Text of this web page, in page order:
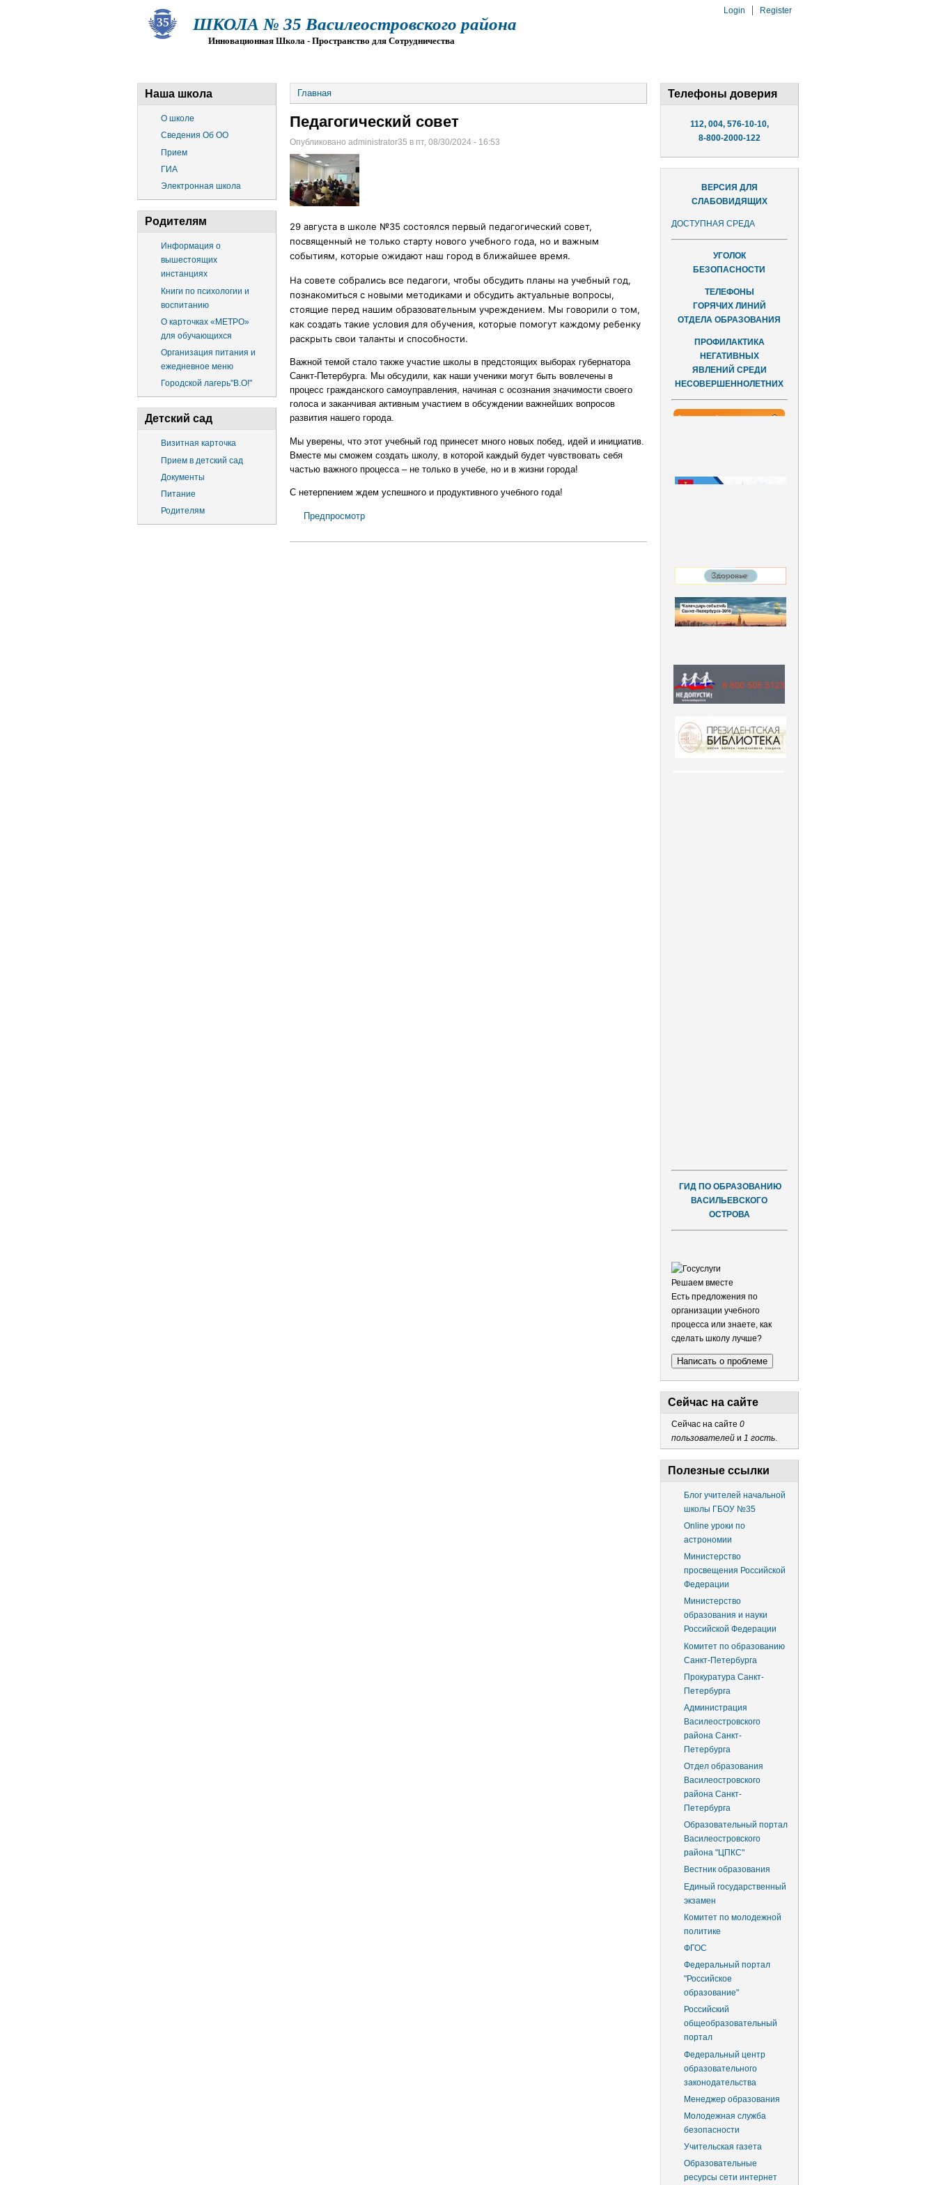
ШКОЛА № 35 Василеостровского района
Инновационная Школа - Пространство для Сотрудничества
Login Register
Наша школа
О школе
Сведения Об ОО
Прием
ГИА
Электронная школа
Родителям
Информация о
вышестоящих
инстанциях
Книги по психологии и
воспитанию
О карточках «МЕТРО»
для обучающихся
Организация питания и
ежедневное меню
Городской лагерь"В.О!"
Детский сад
Визитная карточка
Прием в детский сад
Документы
Питание
Родителям
Главная
Педагогический совет
Опубликовано administrator35 в пт, 08/30/2024 - 16:53
29 августа в школе №35 состоялся первый педагогический совет,
посвященный не только старту нового учебного года, но и важным
событиям, которые ожидают наш город в ближайшее время.
На совете собрались все педагоги, чтобы обсудить планы на учебный год,
познакомиться с новыми методиками и обсудить актуальные вопросы,
стоящие перед нашим образовательным учреждением. Мы говорили о том,
как создать такие условия для обучения, которые помогут каждому ребенку
раскрыть свои таланты и способности.
Важной темой стало также участие школы в предстоящих выборах губернатора
Санкт-Петербурга. Мы обсудили, как наши ученики могут быть вовлечены в
процесс гражданского самоуправления, начиная с осознания значимости своего
голоса и заканчивая активным участием в обсуждении важнейших вопросов
развития нашего города.
Мы уверены, что этот учебный год принесет много новых побед, идей и инициатив.
Вместе мы сможем создать школу, в которой каждый будет чувствовать себя
частью важного процесса – не только в учебе, но и в жизни города!
С нетерпением ждем успешного и продуктивного учебного года!
Предпросмотр
Телефоны доверия
112, 004, 576-10-10,
8-800-2000-122
ВЕРСИЯ ДЛЯ
СЛАБОВИДЯЩИХ
ДОСТУПНАЯ СРЕДА
УГОЛОК
БЕЗОПАСНОСТИ
ТЕЛЕФОНЫ
ГОРЯЧИХ ЛИНИЙ
ОТДЕЛА ОБРАЗОВАНИЯ
ПРОФИЛАКТИКА
НЕГАТИВНЫХ
ЯВЛЕНИЙ СРЕДИ
НЕСОВЕРШЕННОЛЕТНИХ
ГИД ПО ОБРАЗОВАНИЮ
ВАСИЛЬЕВСКОГО
ОСТРОВА
Решаем вместе
Есть предложения по
организации учебного
процесса или знаете, как
сделать школу лучше?
Написать о проблеме
Сейчас на сайте
Сейчас на сайте 0
пользователейи 1 гость.
Полезные ссылки
Блог учителей начальной
школы ГБОУ №35
Online уроки по
астрономии
Министерство
просвещения Российской
Федерации
Министерство
образования и науки
Российской Федерации
Комитет по образованию
Санкт-Петербурга
Прокуратура Санкт-
Петербурга
Администрация
Василеостровского
района Санкт-
Петербурга
Отдел образования
Василеостровского
района Санкт-
Петербурга
Образовательный портал
Василеостровского
района "ЦПКС"
Вестник образования
Единый государственный
экзамен
Комитет по молодежной
политике
ФГОС
Федеральный портал
"Российское
образование"
Российский
общеобразовательный
портал
Федеральный центр
образовательного
законодательства
Менеджер образования
Молодежная служба
безопасности
Учительская газета
Образовательные
ресурсы сети интернет